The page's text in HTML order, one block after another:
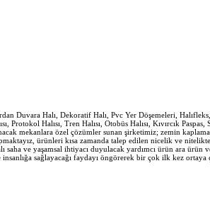
Halı, Dekoratif Halı, Pvc Yer Döşemeleri,
Protokol Halısı, Tren Halısı, Otobüs Halısı, Kıvırcık
mekanlara özel çözümler sunan şirketimiz; zemin
ürünleri kısa zamanda talep edilen nicelik ve
ve yaşamsal ihtiyacı duyulacak yardımcı ürün ara
sağlayacağı faydayı öngörerek bir çok ilk kez ortaya